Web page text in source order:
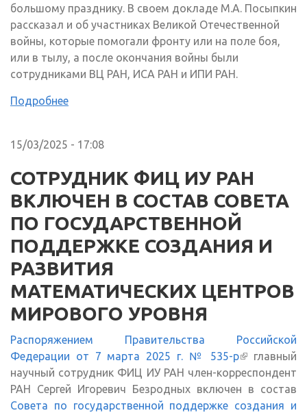
большому празднику. В своем докладе М.А. Посыпкин
рассказал и об участниках Великой Отечественной
войны, которые помогали фронту или на поле боя,
или в тылу, а после окончания войны были
сотрудниками ВЦ РАН, ИСА РАН и ИПИ РАН.
Подробнее
15/03/2025 - 17:08
СОТРУДНИК ФИЦ ИУ РАН
ВКЛЮЧЕН В СОСТАВ СОВЕТА
ПО ГОСУДАРСТВЕННОЙ
ПОДДЕРЖКЕ СОЗДАНИЯ И
РАЗВИТИЯ
МАТЕМАТИЧЕСКИХ ЦЕНТРОВ
МИРОВОГО УРОВНЯ
Распоряжением Правительства Российской
Федерации от 7 марта 2025 г. № 535-р(внешняя
ссылка)
главный
научный сотрудник ФИЦ ИУ РАН член-корреспондент
РАН Сергей Игоревич Безродных включен в состав
Совета по государственной поддержке создания и